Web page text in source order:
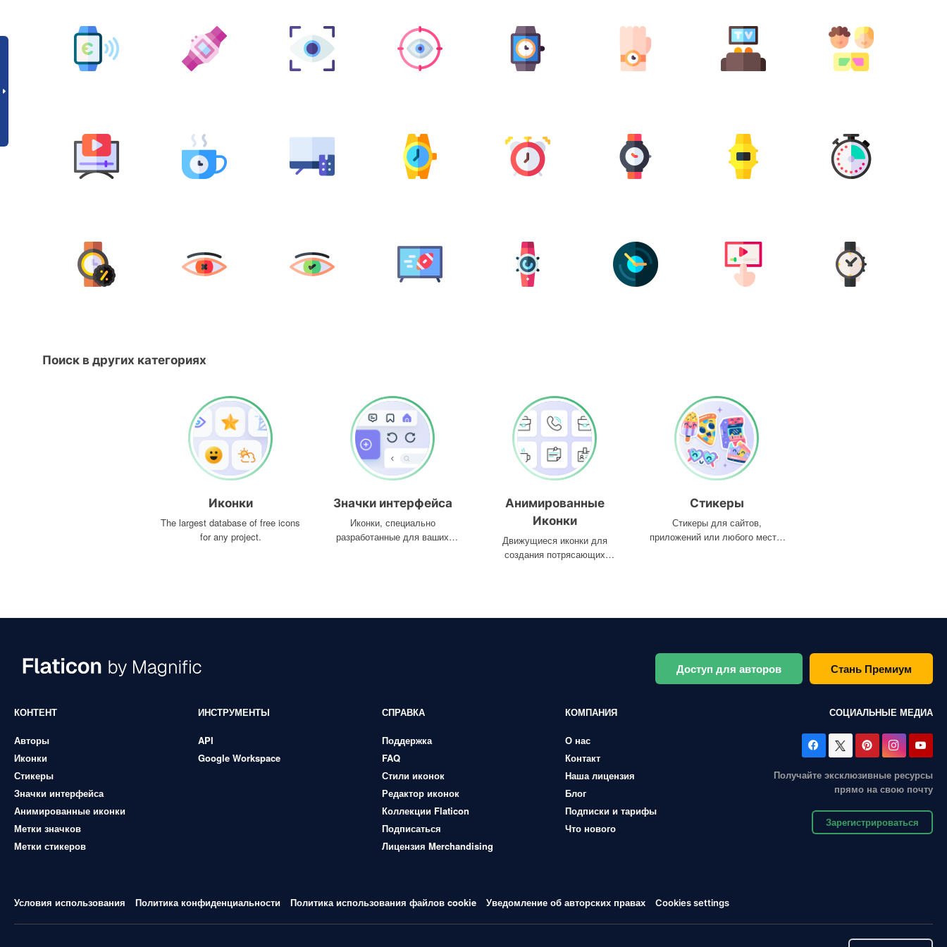
Поиск в других категориях
Иконки
The largest database of free icons
for any project.
Значки интерфейса
Иконки, специально
разработанные для ваших
Анимированные
Иконки
Движущиеся иконки для
создания потрясающих
Стикеры
Стикеры для сайтов,
приложений или любого места,
Доступ для авторов Стань Премиум
КОНТЕНТ
Авторы
Иконки
Стикеры
Значки интерфейса
Анимированные иконки
Метки значков
Метки стикеров
ИНСТРУМЕНТЫ
API
Google Workspace
СПРАВКА
Поддержка
FAQ
Стили иконок
Редактор иконок
Коллекции Flaticon
Подписаться
Лицензия Merchandising
КОМПАНИЯ
О нас
Контакт
Наша лицензия
Блог
Подписки и тарифы
Что нового
СОЦИАЛЬНЫЕ МЕДИА
Получайте эксклюзивные ресурсы
прямо на свою почту
Зарегистрироваться
Условия использования Политика конфиденциальности Политика использования файлов cookie Уведомление об авторских правах Cookies settings